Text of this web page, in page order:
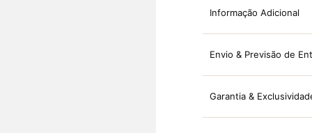
Informação Adicional
Envio & Previsão de
Garantia &